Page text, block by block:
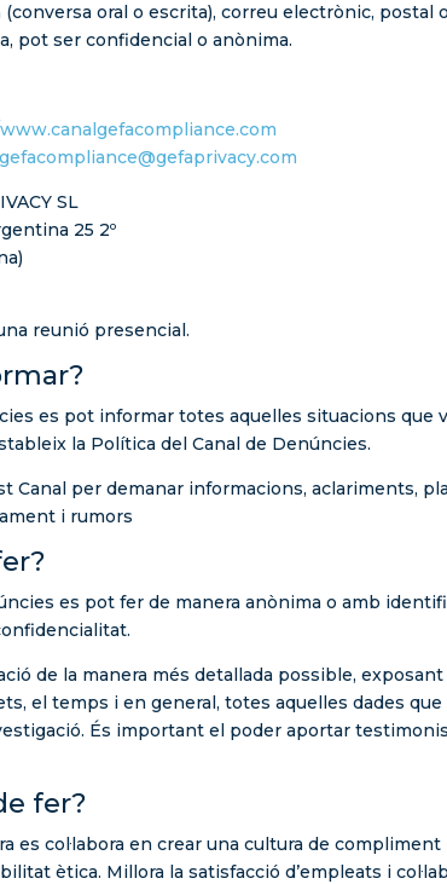
oral o escrita), correu electrònic, postal
pot ser confidencial o anònima.
SL
25 2º
reunió presencial.
es pot informar totes aquelles situacions que
la Política del Canal de Denúncies.
Canal per demanar informacions, aclariments,
i rumors
es pot fer de manera anònima o amb
de la manera més detallada possible,
el temps i en general, totes aquelles dades
És important el poder aportar
fer?
es col·labora en crear una cultura de
ètica. Millora la satisfacció d’empleats i